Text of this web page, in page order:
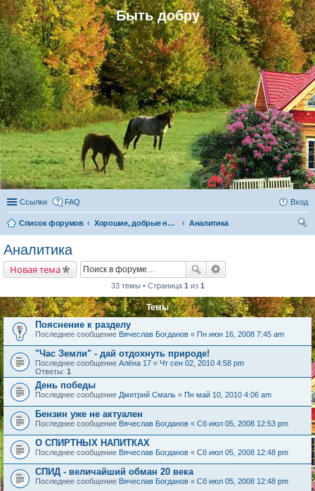
Быть добру
Ссылки FAQ Вход
Список форумов Хорошие, добрые новости и их распространение в обществе
Аналитика
Аналитика
Новая тема
33 темы • Страница 1 из 1
Темы
Пояснение к разделу
Последнее сообщение Вячеслав Богданов « Пн июн 16, 2008 7:45 am
"Час Земли" - дай отдохнуть природе!
Последнее сообщение Алёна 17 « Чт сен 02, 2010 4:58 pm
Ответы: 1
День победы
Последнее сообщение Дмитрий Смаль « Пн май 10, 2010 4:06 am
Бензин уже не актуален
Последнее сообщение Вячеслав Богданов « Сб июл 05, 2008 12:53 pm
О СПИРТНЫХ НАПИТКАХ
Последнее сообщение Вячеслав Богданов « Сб июл 05, 2008 12:48 pm
СПИД - величайший обман 20 века
Последнее сообщение Вячеслав Богданов « Сб июл 05, 2008 12:48 pm